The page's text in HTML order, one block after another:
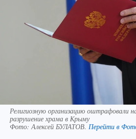
Религиозную организацию оштрафовали
разрушение храма в Крыму
Фото:Алексей БУЛАТОВ. Перейти в